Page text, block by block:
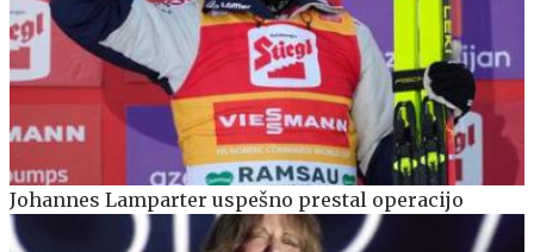
Johannes Lamparter uspešno prestal operacijo